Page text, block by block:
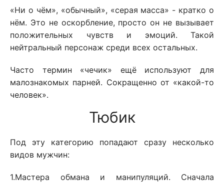
«Ни о чём», «обычный», «серая масса» - кратко о
нём. Это не оскорбление, просто он не вызывает
положительных чувств и эмоций. Такой
нейтральный персонаж среди всех остальных.
Часто термин «чечик» ещё используют для
малознакомых парней. Сокращенно от «какой-то
человек».
Тюбик
Под эту категорию попадают сразу несколько
видов мужчин:
1.Мастера обмана и манипуляций. Сначала